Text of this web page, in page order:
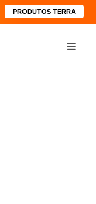
PRODUTOS TERRA